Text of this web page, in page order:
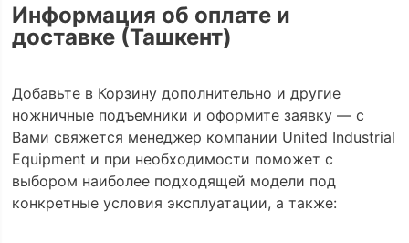
Информация об оплате и
доставке (Ташкент)
Добавьте в Корзину дополнительно и другие
ножничные подъемники и оформите заявку — с
Вами свяжется менеджер компании United Industrial
Equipment и при необходимости поможет с
выбором наиболее подходящей модели под
конкретные условия эксплуатации, а также: